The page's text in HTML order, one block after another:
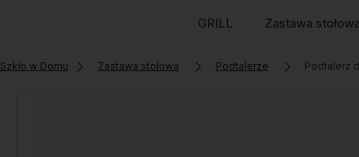
GRILL Zastawa stołowa
Szkło w Domu Zastawa stołowa Podtalerze Podtalerz